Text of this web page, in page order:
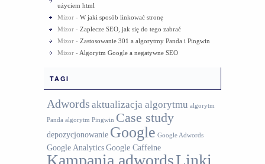
użyciem html
Mizor - W jaki sposób linkować stronę
Mizor - Zaplecze SEO, jak się do tego zabrać
Mizor - Zastosowanie 301 a algorytmy Panda i Pingwin
Mizor - Algorytm Google a negatywne SEO
TAGI
Adwords aktualizacja algorytmu algorytm
Panda algorytm Pingwin Case study
depozycjonowanie Google Google Adwords
Google AnalyticsGoogle Caffeine
Kampania adwordsLinki